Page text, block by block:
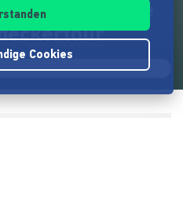
- die
Cookies